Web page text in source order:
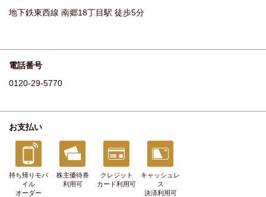
地下鉄東西線 南郷18丁目駅 徒歩5分
電話番号
0120-29-5770
お支払い
持ち帰りモバ
イル
オーダー
株主優待券
利用可
クレジット
カード利用可
キャッシュレ
ス
決済利用可